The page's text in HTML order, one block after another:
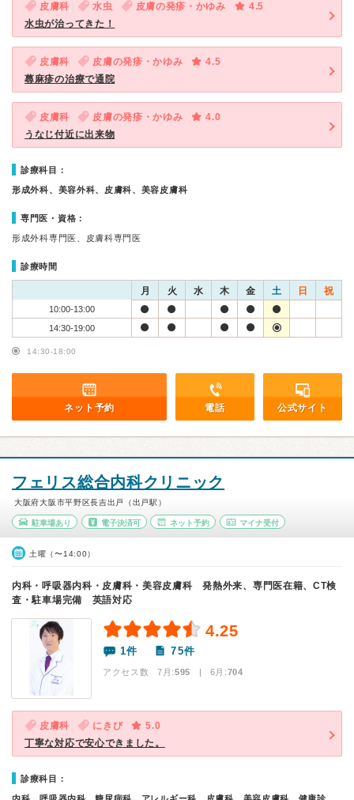
皮膚科 水虫 皮膚の発疹・かゆみ
4.5
水虫が治ってきた！
皮膚科 皮膚の発疹・かゆみ
4.5
蕁麻疹の治療で通院
皮膚科 皮膚の発疹・かゆみ
4.0
うなじ付近に出来物
診療科目：
形成外科、美容外科、皮膚科、美容皮膚科
専門医・資格：
形成外科専門医、皮膚科専門医
診療時間
月 火 水 木 金 土 日 祝
10:00-13:00
14:30-19:00
14:30-18:00
ネット予約 電話 公式サイト
フェリス総合内科クリニック
大阪府大阪市平野区長吉出戸（出戸駅）
駐車場あり 電子決済可 ネット予約 マイナ受付
土曜（〜14:00）
内科・呼吸器内科・皮膚科・美容皮膚科 発熱外来、専門医在籍、CT検
査・駐車場完備 英語対応
4.25
1件 75件
アクセス数 7月:595 | 6月:704
皮膚科 にきび
5.0
丁寧な対応で安心できました。
診療科目：